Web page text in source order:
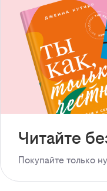
Читайте
Покупайте только